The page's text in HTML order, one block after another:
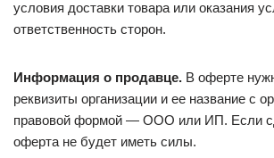
условия доставки товара или оказания
ответственность сторон.
Информация о продавце. В оферте
реквизиты организации и ее название с
правовой формой — ООО или ИП. Если
оферта не будет иметь силы.